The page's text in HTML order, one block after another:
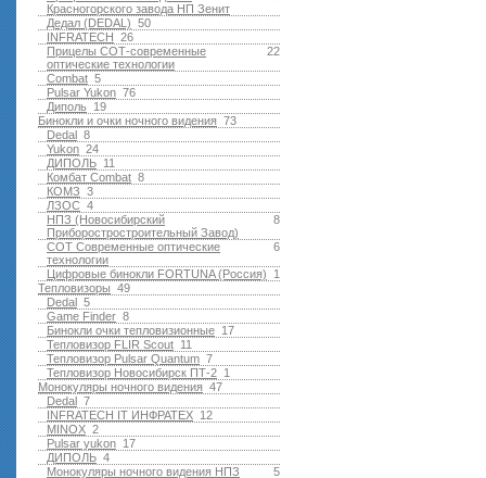
Красногорского завода НП Зенит
50
Дедал (DEDAL)
26
INFRATECH
22
Прицелы СОТ-современные
оптические технологии
5
Combat
76
Pulsar Yukon
19
Диполь
73
Бинокли и очки ночного видения
8
Dedal
24
Yukon
11
ДИПОЛЬ
8
Комбат Combat
3
КОМЗ
4
ЛЗОС
8
НПЗ (Новосибирский
Приборостростроительный Завод)
6
СОТ Современные оптические
технологии
1
Цифровые бинокли FORTUNA (Россия)
49
Тепловизоры
5
Dedal
8
Game Finder
17
Бинокли очки тепловизионные
11
Тепловизор FLIR Scout
7
Тепловизор Pulsar Quantum
1
Тепловизор Новосибирск ПТ-2
47
Монокуляры ночного видения
7
Dedal
12
INFRATECH IT ИНФРАТЕХ
2
MINOX
17
Pulsar yukon
4
ДИПОЛЬ
5
Монокуляры ночного видения НПЗ